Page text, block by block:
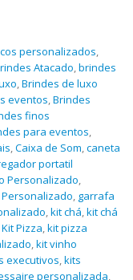
personalizados,
Atacado,brindes
,Brindes de luxo
eventos,Brindes
finos
para eventos,
,Caixa de Som,caneta
portatil
Personalizado,
, garrafa
,kit chá,kit chá
Kit Pizza,kit pizza
,kit vinho
executivos,kits
personalizada,